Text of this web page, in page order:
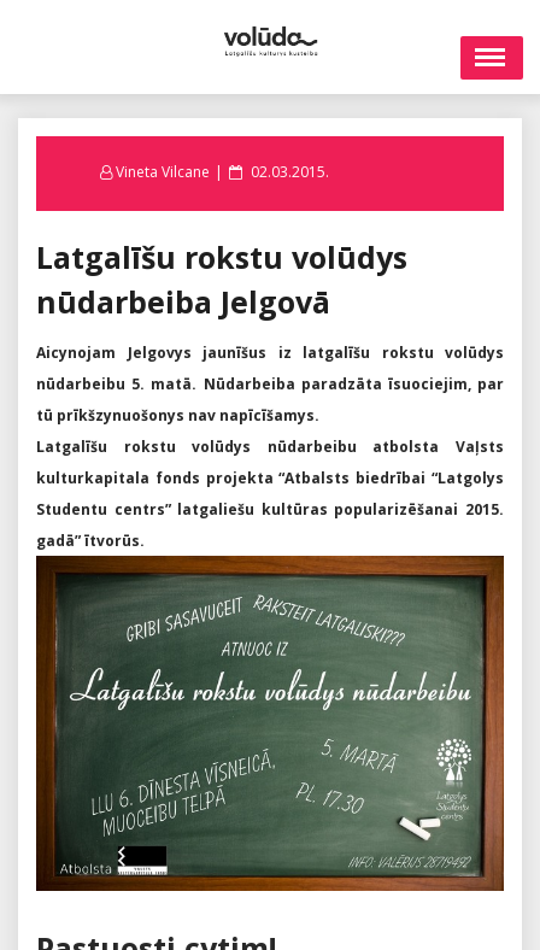
Vineta Vilcane
Posted
02.03.2015.
Latgalīšu rokstu volūdys
nūdarbeiba Jelgovā
Aicynojam Jelgovys jaunīšus iz latgalīšu rokstu volūdys
nūdarbeibu 5. matā. Nūdarbeiba paradzāta īsuociejim, par
tū prīkšzynuošonys nav napīcīšamys.
Latgalīšu rokstu volūdys nūdarbeibu atbolsta Vaļsts
kulturkapitala fonds projekta “Atbalsts biedrībai “Latgolys
Studentu centrs” latgaliešu kultūras popularizēšanai 2015.
gadā” ītvorūs.